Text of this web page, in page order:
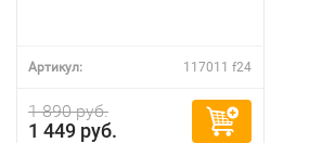
Артикул: 117011 f24
1 890 руб.
1 449 руб.